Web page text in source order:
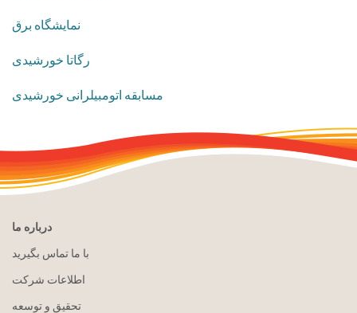
نمایشگاه برق
رگاتا خورشیدی
مسابقه اتومبیلرانی خورشیدی
درباره ما
با ما تماس بگیرید
اطلاعات شرکت
تحقیق و توسعه